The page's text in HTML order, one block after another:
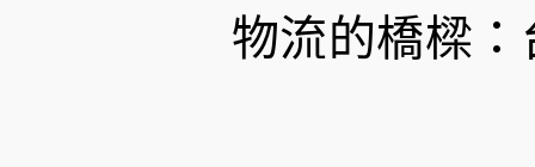
物流的橋樑